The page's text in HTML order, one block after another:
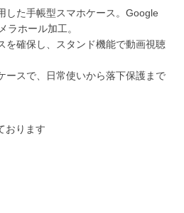
した手帳型スマホケース。Google
ラホール加工。
を確保し、スタンド機能で動画視聴
ースで、日常使いから落下保護まで
おります